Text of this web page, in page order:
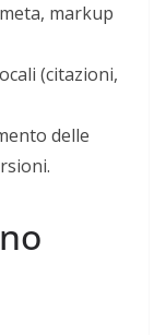
markup
(citazioni,
delle